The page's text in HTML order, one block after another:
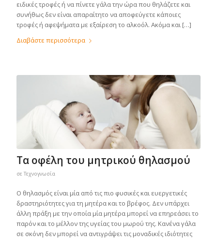
ειδικές τροφές ή να πίνετε γάλα την ώρα που θηλάζετε και
συνήθως δεν είναι απαραίτητο να αποφεύγετε κάποιες
τροφές ή αφεψήματα με εξαίρεση το αλκοόλ. Ακόμα και […]
Διαβάστε περισσότερα
Τα οφέλη του μητρικού θηλασμού
σεΤεχνογνωσία
Ο θηλασμός είναι μία από τις πιο φυσικές και ευεργετικές
δραστηριότητες για τη μητέρα και το βρέφος. Δεν υπάρχει
άλλη πράξη με την οποία μία μητέρα μπορεί να επηρεάσει το
παρόν και το μέλλον της υγείας του μωρού της. Κανένα γάλα
σε σκόνη δεν μπορεί να αντιγράψει τις μοναδικές ιδιότητες